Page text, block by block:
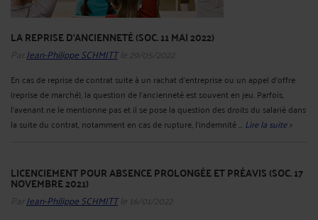
LA REPRISE D'ANCIENNETÉ (SOC. 11 MAI 2022)
Par Jean-Philippe SCHMITTle 29/05/2022
En cas de reprise de contrat suite à un rachat d’entreprise ou un appel d’offre
(reprise de marché), la question de l’ancienneté est souvent en jeu. Parfois,
l’avenant ne le mentionne pas et il se pose la question des droits du salarié dans
la suite du contrat, notamment en cas de rupture, l’indemnité ... Lire la suite >